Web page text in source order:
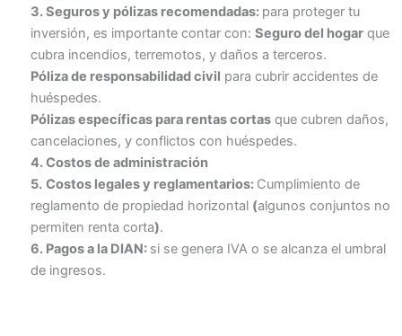
3. Seguros y pólizas recomendadas: para proteger tu
inversión, es importante contar con: Seguro del hogar que
cubra incendios, terremotos, y daños a terceros.
Póliza de responsabilidad civil para cubrir accidentes de
huéspedes.
Pólizas específicas para rentas cortas que cubren daños,
cancelaciones, y conflictos con huéspedes.
4. Costos de administración
5. Costos legales y reglamentarios: Cumplimiento de
reglamento de propiedad horizontal (algunos conjuntos no
permiten renta corta).
6. Pagos a la DIAN: si se genera IVA o se alcanza el umbral
de ingresos.